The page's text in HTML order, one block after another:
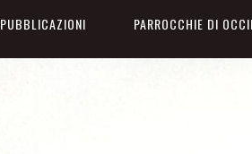
PUBBLICAZIONI PARROCCHIE DI